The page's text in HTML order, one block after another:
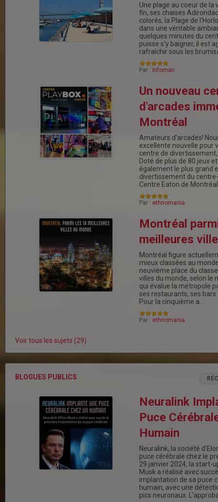
Une plage au coeur de la
fin, ses chaises
colorés, la Plage de
dans une véritable
quelques minutes du
puisse s'y baigner, il est
rafraîchir sous les
Par : Infoman
Un nouveau
d'arcades
Montréal
Amateurs d'arcades!
excellente nouvelle pour
centre de divertissement,
Doté de plus de 80 jeux
également le plus grand
divertissement du
Centre Eaton de
Par : ethnomania
Montréal
meilleures
Montréal figure
mieux classées au
neuvième place du
villes du monde, selon le
qui évalue la métropole
ses restaurants, ses bars
Pour la cinquième a…
Par : ethnomania
Voir tous les sujets (29)
BLOGUES PUBLICS
Neuralink
Puce
Humain
Neuralink, la société
puce cérébrale chez le
29 janvier 2024, la start-
Musk a réalisé avec
implantation de sa puce
humain, avec une
pics neuronaux.